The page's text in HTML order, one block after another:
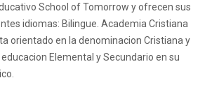
School of Tomorrow y ofrecen sus
idiomas: Bilingue. Academia Cristiana
orientado en la denominacion Cristiana y
Elemental y Secundario en su